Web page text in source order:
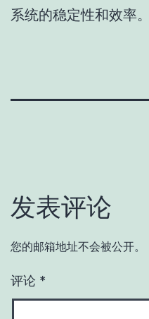
系统的稳定性和效率。
发表评论
您的邮箱地址不会被公开。
评论 *